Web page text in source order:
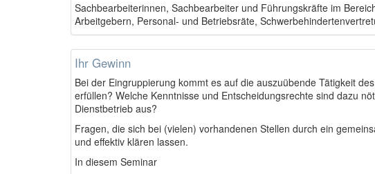
Sachbearbeiterinnen, Sachbearbeiter und Führungskräfte im
Arbeitgebern, Personal- und Betriebsräte,
Ihr Gewinn
Bei der Eingruppierung kommt es auf die auszuübende Tätigkeit
erfüllen? Welche Kenntnisse und Entscheidungsrechte sind dazu
Dienstbetrieb aus?
Fragen, die sich bei (vielen) vorhandenen Stellen durch ein
und effektiv klären lassen.
In diesem Seminar